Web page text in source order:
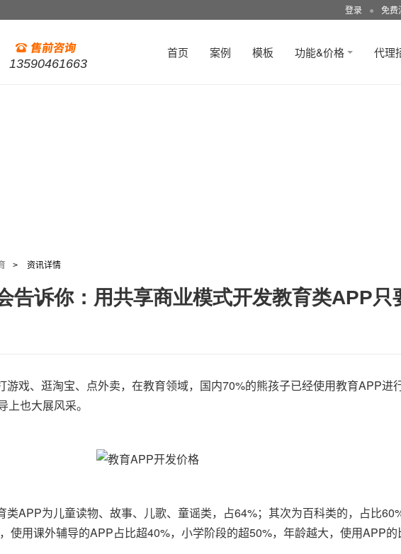
登录 ● 免费
13590461663
首页 案例 模板 功能&价格 代理
> 资讯详情
告诉你：用共享商业模式开发教育类APP只
戏、逛淘宝、点外卖，在教育领域，国内70%的熊孩子已经使用教育APP进
也大展风采。
APP为儿童读物、故事、儿歌、童谣类，占64%；其次为百科类的，占比
使用课外辅导的APP占比超40%，小学阶段的超50%，年龄越大，使用APP的